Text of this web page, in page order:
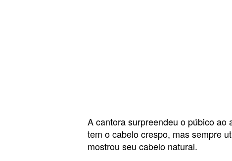
A cantora surpreendeu o púbico
tem o cabelo crespo, mas sempre
mostrou seu cabelo natural.